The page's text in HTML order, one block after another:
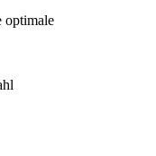
optimale